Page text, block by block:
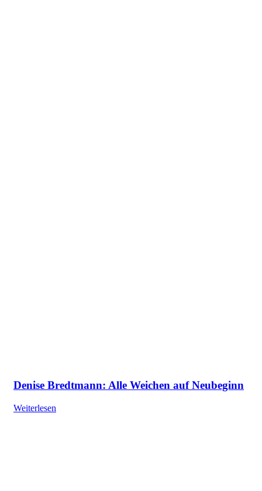
Denise Bredtmann: Alle Weichen auf Neubeginn
Weiterlesen